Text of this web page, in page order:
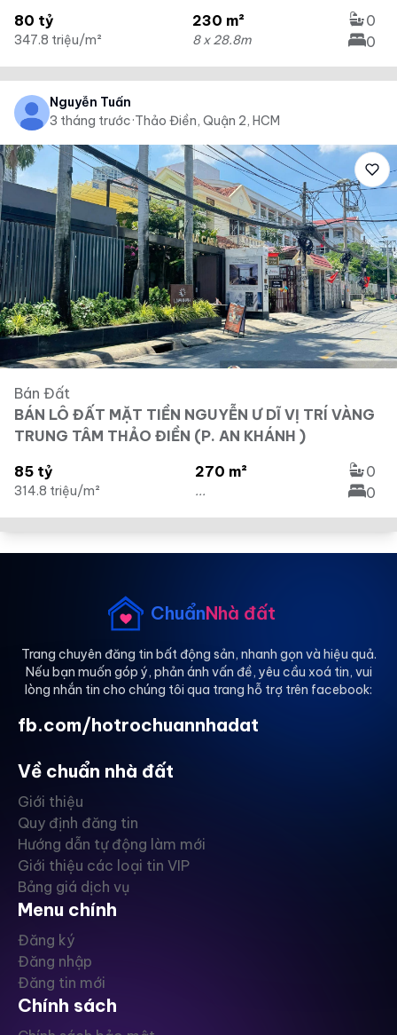
80 tỷ
347.8 triệu/m²
230 m²
8 x 28.8m
0
0
Nguyễn Tuấn
3 tháng trước·Thảo Điền, Quận 2, HCM
Bán Đất
BÁN LÔ ĐẤT MẶT TIỀN NGUYỄN Ư DĨ VỊ TRÍ VÀNG
TRUNG TÂM THẢO ĐIỀN (P. AN KHÁNH )
85 tỷ
314.8 triệu/m²
270 m²
...
0
0
ChuẩnNhà đất
Trang chuyên đăng tin bất động sản, nhanh gọn và hiệu quả.
Nếu bạn muốn góp ý, phản ánh vấn đề, yêu cầu xoá tin, vui
lòng nhắn tin cho chúng tôi qua trang hỗ trợ trên facebook:
fb.com/hotrochuannhadat
Về chuẩn nhà đất
Giới thiệu
Quy định đăng tin
Hướng dẫn tự động làm mới
Giới thiệu các loại tin VIP
Bảng giá dịch vụ
Menu chính
Đăng ký
Đăng nhập
Đăng tin mới
Chính sách